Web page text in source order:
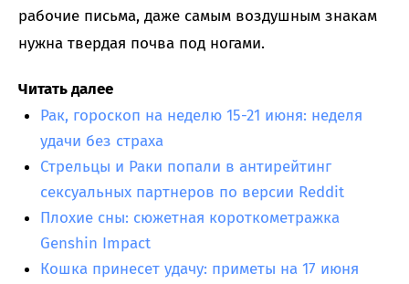
рабочие письма, даже самым воздушным знакам
нужна твердая почва под ногами.
Читать далее
Рак, гороскоп на неделю 15-21 июня: неделя
удачи без страха
Стрельцы и Раки попали в антирейтинг
сексуальных партнеров по версии Reddit
Плохие сны: сюжетная короткометражка
Genshin Impact
Кошка принесет удачу: приметы на 17 июня